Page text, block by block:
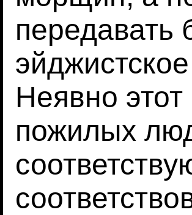
передавать
Неявно этот
пожилых